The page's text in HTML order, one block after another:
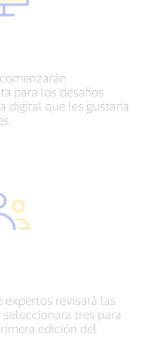
para los desafíos
digital que les gustaría
expertos revisará las
tres para
edición del